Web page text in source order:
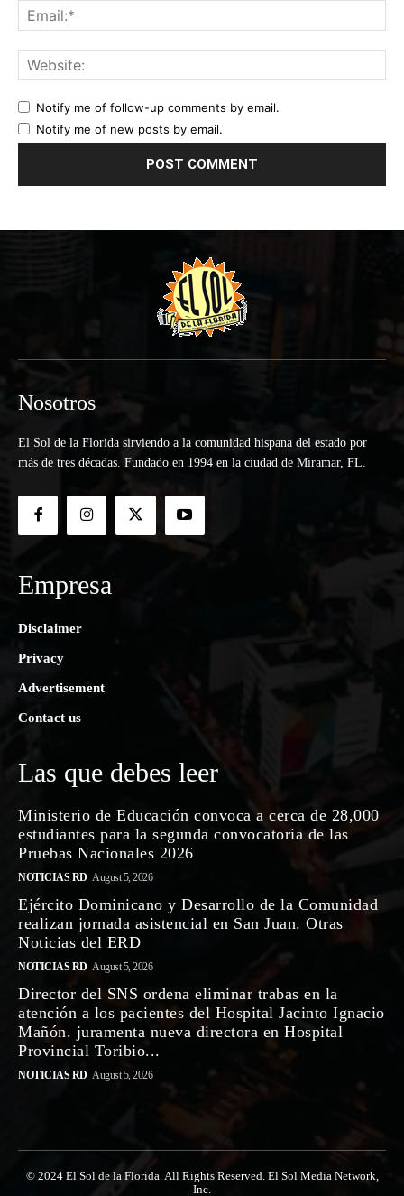
Notify me of follow-up comments by email.
Notify me of new posts by email.
Nosotros
El Sol de la Florida sirviendo a la comunidad hispana del estado por
más de tres décadas. Fundado en 1994 en la ciudad de Miramar, FL.
Empresa
Disclaimer
Privacy
Advertisement
Contact us
Las que debes leer
Ministerio de Educación convoca a cerca de 28,000
estudiantes para la segunda convocatoria de las
Pruebas Nacionales 2026
NOTICIAS RD August 5, 2026
Ejército Dominicano y Desarrollo de la Comunidad
realizan jornada asistencial en San Juan. Otras
Noticias del ERD
NOTICIAS RD August 5, 2026
Director del SNS ordena eliminar trabas en la
atención a los pacientes del Hospital Jacinto Ignacio
Mañón. juramenta nueva directora en Hospital
Provincial Toribio...
NOTICIAS RD August 5, 2026
© 2024 El Sol de la Florida. All Rights Reserved. El Sol Media Network,
Inc.